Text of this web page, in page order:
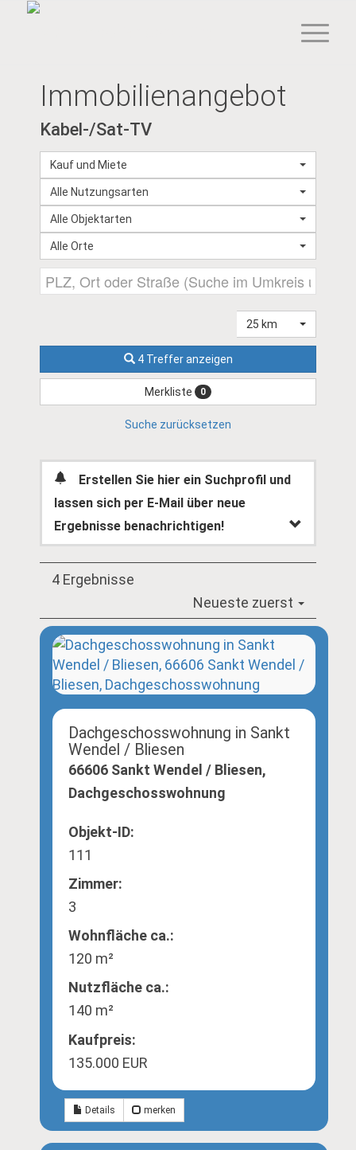
Immobilien­angebot
Kabel-/Sat-TV
Kauf und Miete
Alle Nutzungsarten
Alle Objektarten
Alle Orte
25 km
4 Treffer anzeigen
Merkliste 0
Suche zurücksetzen
Erstellen Sie hier ein Suchprofil und
lassen sich per E-Mail über neue
Ergebnisse benachrichtigen!
4 Ergebnisse
Neueste zuerst
Dachgeschosswohnung in Sankt
Wendel / Bliesen
66606 Sankt Wendel / Bliesen,
Dachgeschosswohnung
Objekt-ID:
111
Zimmer:
3
Wohnfläche ca.:
120 m²
Nutzfläche ca.:
140 m²
Kaufpreis:
135.000 EUR
Details merken